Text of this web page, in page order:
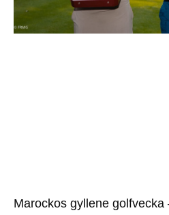
Marockos gyllene golfvecka